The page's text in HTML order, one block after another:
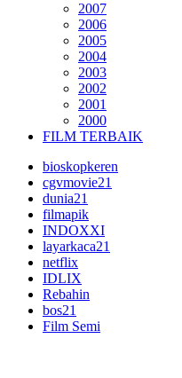
2007
2006
2005
2004
2003
2002
2001
2000
FILM TERBAIK
bioskopkeren
cgvmovie21
dunia21
filmapik
INDOXXI
layarkaca21
netflix
IDLIX
Rebahin
bos21
Film Semi